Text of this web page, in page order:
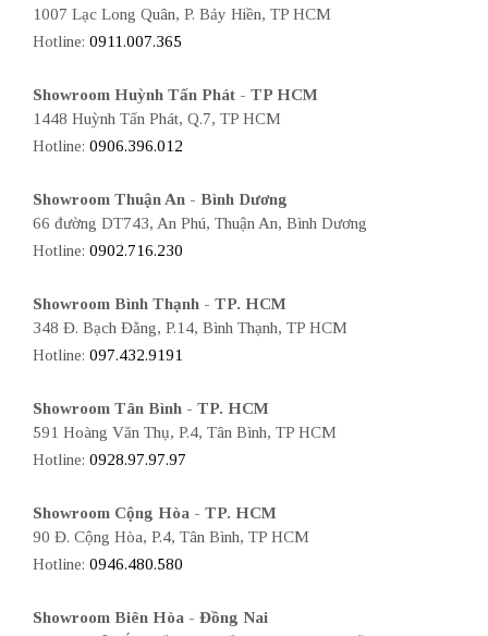
1007 Lạc Long Quân, P. Bảy Hiền, TP HCM
Hotline: 0911.007.365
Showroom Huỳnh Tấn Phát - TP HCM
1448 Huỳnh Tấn Phát, Q.7, TP HCM
Hotline: 0906.396.012
Showroom Thuận An - Bình Dương
66 đường DT743, An Phú, Thuận An, Bình Dương
Hotline: 0902.716.230
Showroom Bình Thạnh - TP. HCM
348 Đ. Bạch Đằng, P.14, Bình Thạnh, TP HCM
Hotline: 097.432.9191
Showroom Tân Bình - TP. HCM
591 Hoàng Văn Thụ, P.4, Tân Bình, TP HCM
Hotline: 0928.97.97.97
Showroom Cộng Hòa - TP. HCM
90 Đ. Cộng Hòa, P.4, Tân Bình, TP HCM
Hotline: 0946.480.580
Showroom Biên Hòa - Đồng Nai